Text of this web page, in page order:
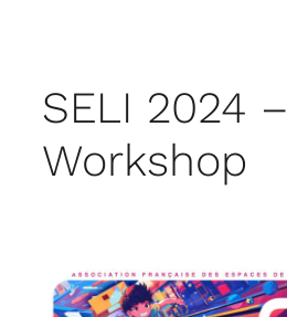
SELI 2024 –
Workshop